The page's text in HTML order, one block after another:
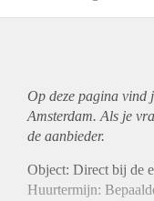
Op deze pagina vind
Amsterdam. Als je
de aanbieder.
Object: Direct bij de
Huurtermijn: